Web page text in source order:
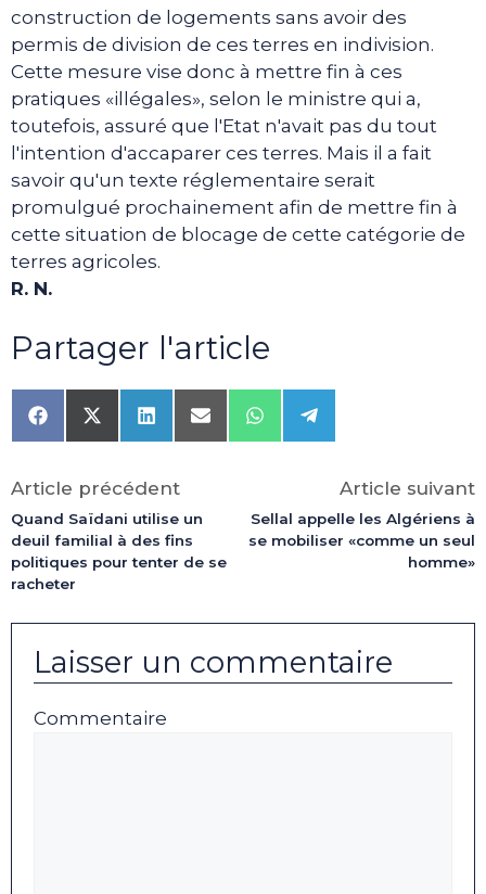
construction de logements sans avoir des
permis de division de ces terres en indivision.
Cette mesure vise donc à mettre fin à ces
pratiques «illégales», selon le ministre qui a,
toutefois, assuré que l'Etat n'avait pas du tout
l'intention d'accaparer ces terres. Mais il a fait
savoir qu'un texte réglementaire serait
promulgué prochainement afin de mettre fin à
cette situation de blocage de cette catégorie de
terres agricoles.
R. N.
Partager l'article
Share
on
Share
on
(Twitter)
Share
on
Share
on
Share
on
Share
on
Article précédent
Quand Saïdani utilise un
deuil familial à des fins
politiques pour tenter de se
racheter
Article suivant
Sellal appelle les Algériens à
se mobiliser «comme un seul
homme»
Laisser un commentaire
Commentaire